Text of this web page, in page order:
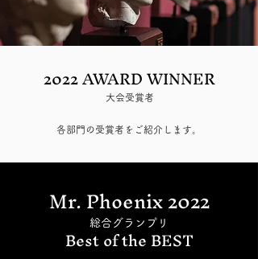
2022 AWARD WINNER
大会受賞者
各部門の受賞者をご紹介します。
Mr. Phoenix 2022
総合グランプリ
Best of the BEST